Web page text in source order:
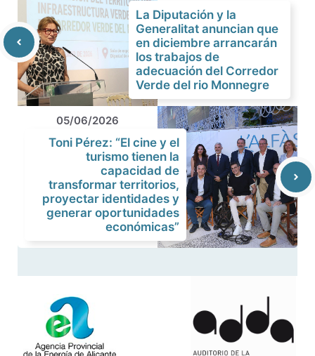
La Diputación y la
Generalitat anuncian que
en diciembre arrancarán
los trabajos de
adecuación del Corredor
Verde del rio Monnegre
05/06/2026
Toni Pérez: “El cine y el
turismo tienen la
capacidad de
transformar territorios,
proyectar identidades y
generar oportunidades
económicas”